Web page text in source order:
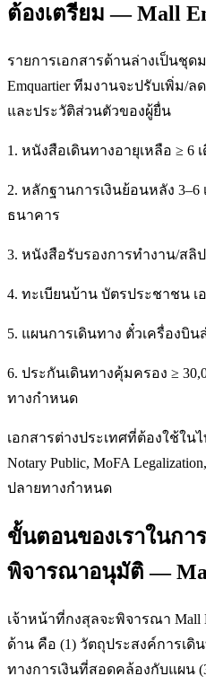
ต้องเตรียม — Mall
รายการเอกสารด้านล่างเป็นชุด
Emquartier ทีมงานจะปรับเพิ่ม/
และประวัติส่วนตัวของผู้ยื่น
1. หนังสือเดินทางอายุเหลือ ≥ 6
2. หลักฐานการเงินย้อนหลัง
ธนาคาร
3. หนังสือรับรองการทำงาน/สลิ
4. ทะเบียนบ้าน บัตรประชาชน
5. แผนการเดินทาง ตั๋วเครื่องบิ
6. ประกันเดินทางคุ้มครอง ≥
ทางกำหนด
เอกสารต่างประเทศที่ต้องใช้ใน
Notary Public, MoFA
ปลายทางกำหนด
ขั้นตอนของเราในก
พิจารณาอนุมัติ —
เจ้าหน้าที่กงสุลจะพิจารณา Mall
ด้าน คือ (1) วัตถุประสงค์การเดิ
ทางการเงินที่สอดคล้องกับแผน